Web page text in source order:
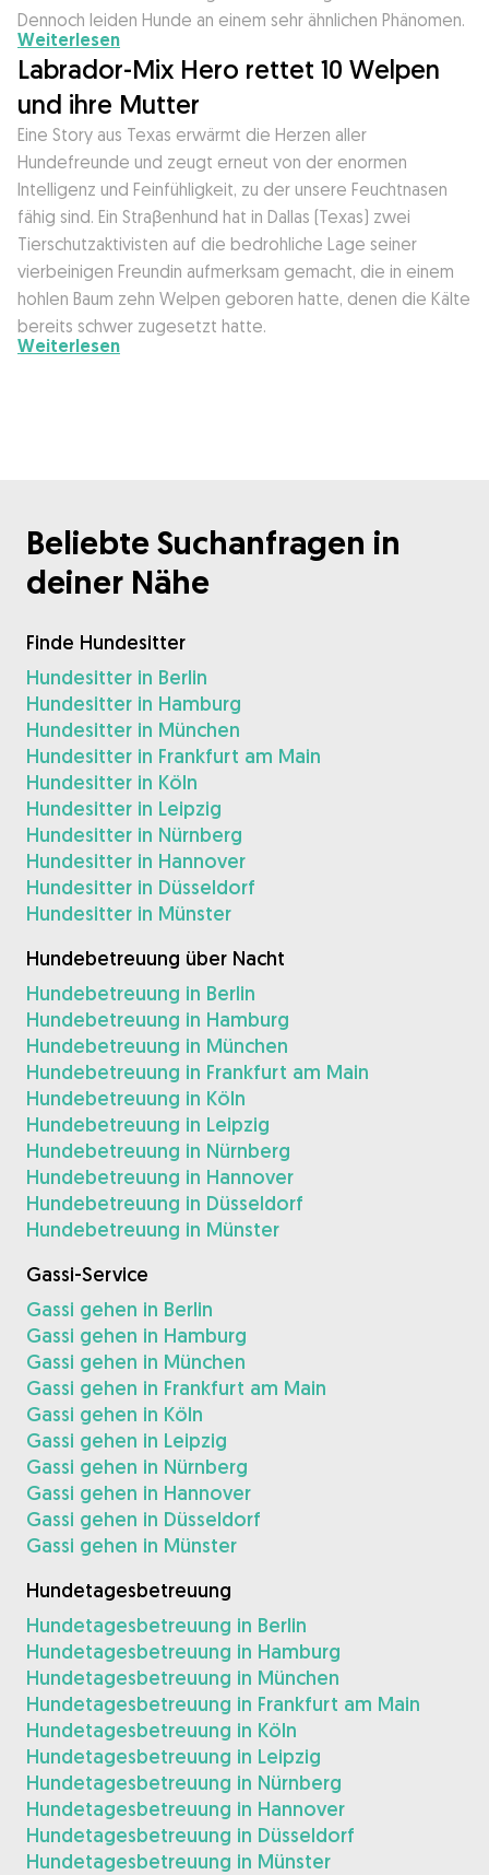
Dennoch leiden Hunde an einem sehr ähnlichen Phänomen.
Weiterlesen
Labrador-Mix Hero rettet 10 Welpen
und ihre Mutter
Eine Story aus Texas erwärmt die Herzen aller
Hundefreunde und zeugt erneut von der enormen
Intelligenz und Feinfühligkeit, zu der unsere Feuchtnasen
fähig sind. Ein Straβenhund hat in Dallas (Texas) zwei
Tierschutzaktivisten auf die bedrohliche Lage seiner
vierbeinigen Freundin aufmerksam gemacht, die in einem
hohlen Baum zehn Welpen geboren hatte, denen die Kälte
bereits schwer zugesetzt hatte.
Weiterlesen
Beliebte Suchanfragen in
deiner Nähe
Finde Hundesitter
Hundesitter in Berlin
Hundesitter in Hamburg
Hundesitter in München
Hundesitter in Frankfurt am Main
Hundesitter in Köln
Hundesitter in Leipzig
Hundesitter in Nürnberg
Hundesitter in Hannover
Hundesitter in Düsseldorf
Hundesitter in Münster
Hundebetreuung über Nacht
Hundebetreuung in Berlin
Hundebetreuung in Hamburg
Hundebetreuung in München
Hundebetreuung in Frankfurt am Main
Hundebetreuung in Köln
Hundebetreuung in Leipzig
Hundebetreuung in Nürnberg
Hundebetreuung in Hannover
Hundebetreuung in Düsseldorf
Hundebetreuung in Münster
Gassi-Service
Gassi gehen in Berlin
Gassi gehen in Hamburg
Gassi gehen in München
Gassi gehen in Frankfurt am Main
Gassi gehen in Köln
Gassi gehen in Leipzig
Gassi gehen in Nürnberg
Gassi gehen in Hannover
Gassi gehen in Düsseldorf
Gassi gehen in Münster
Hundetagesbetreuung
Hundetagesbetreuung in Berlin
Hundetagesbetreuung in Hamburg
Hundetagesbetreuung in München
Hundetagesbetreuung in Frankfurt am Main
Hundetagesbetreuung in Köln
Hundetagesbetreuung in Leipzig
Hundetagesbetreuung in Nürnberg
Hundetagesbetreuung in Hannover
Hundetagesbetreuung in Düsseldorf
Hundetagesbetreuung in Münster